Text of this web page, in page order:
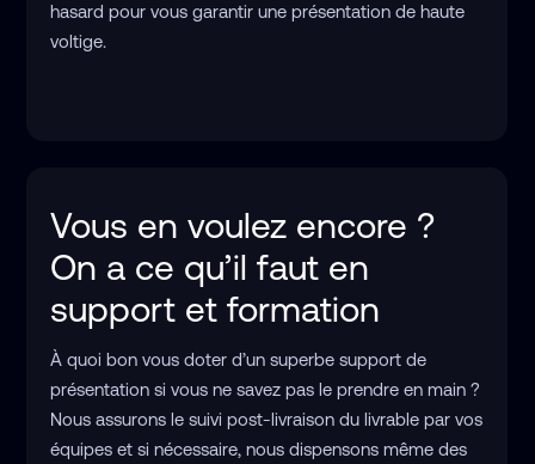
hasard pour vous garantir une présentation de haute
voltige.
Vous en voulez encore ?
On a ce qu’il faut en
support et formation
À quoi bon vous doter d’un superbe support de
présentation si vous ne savez pas le prendre en main ?
Nous assurons le suivi post-livraison du livrable par vos
équipes et si nécessaire, nous dispensons même des